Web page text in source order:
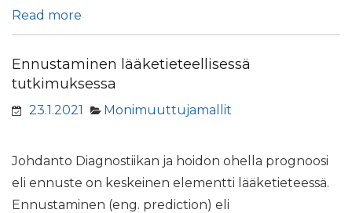
Read more
Ennustaminen lääketieteellisessä
tutkimuksessa
23.1.2021 Monimuuttujamallit
Johdanto Diagnostiikan ja hoidon ohella prognoosi
eli ennuste on keskeinen elementti lääketieteessä.
Ennustaminen (eng. prediction) eli